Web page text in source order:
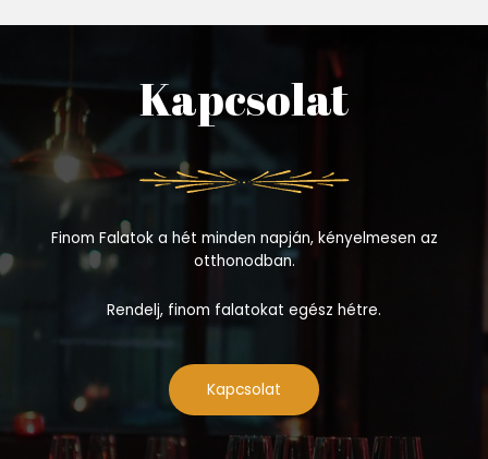
Kapcsolat
Finom Falatok a hét minden napján, kényelmesen az
otthonodban.
Rendelj, finom falatokat egész hétre.
Kapcsolat